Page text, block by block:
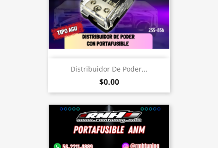
Distribuidor De Poder...
$0.00